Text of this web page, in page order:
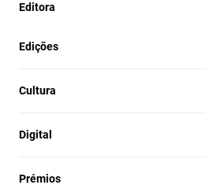
Editora
Edições
Cultura
Digital
Prémios